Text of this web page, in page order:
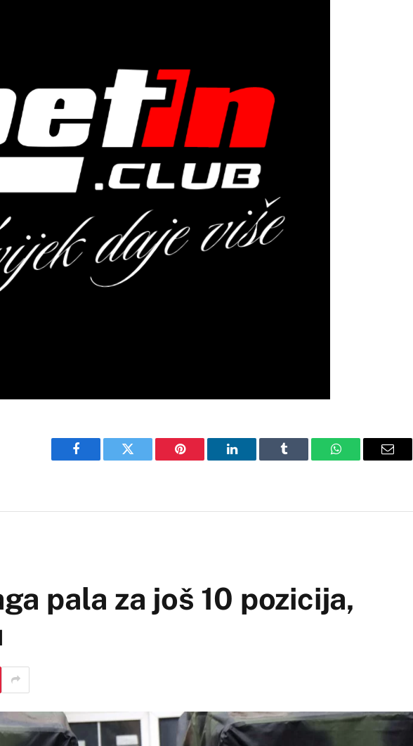
Facebook Twitter Pinterest LinkedIn Tumblr WhatsAppEmail
pala za još 10 pozicija,